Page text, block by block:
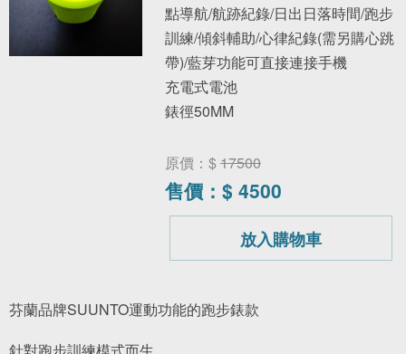
點導航/航跡紀錄/日出日落時間/跑步
訓練/傾斜輔助/心律紀錄(需另購心跳
帶)/藍芽功能可直接連接手機
充電式電池
錶徑50MM
原價：$ 17500
售價：$ 4500
放入購物車
芬蘭品牌SUUNTO運動功能的跑步錶款